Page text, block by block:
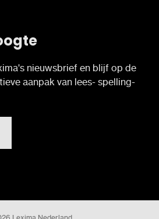
nieuwsbrief en blijf op de
aanpak van lees- spelling-